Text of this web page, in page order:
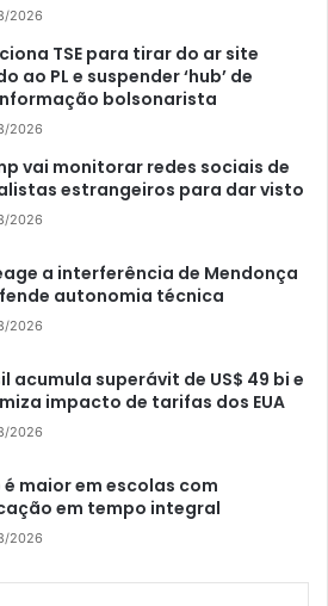
2026
TSE para tirar do ar site
ao PL e suspender ‘hub’ de
bolsonarista
2026
vai monitorar redes sociais de
estrangeiros para dar visto
2026
a interferência de Mendonça
autonomia técnica
2026
acumula superávit de US$ 49 bi e
impacto de tarifas dos EUA
2026
é maior em escolas com
em tempo integral
2026